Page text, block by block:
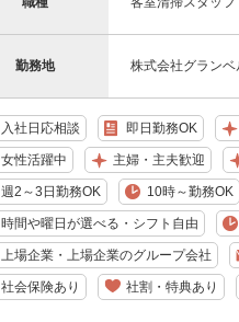
勤務地 株式会社グラン
入社日応相談 即日勤務OK
女性活躍中 主婦・主夫歓迎
週2～3日勤務OK 10時～勤務OK
時間や曜日が選べる・シフト自由
上場企業・上場企業のグループ会社
社会保険あり 社割・特典あり